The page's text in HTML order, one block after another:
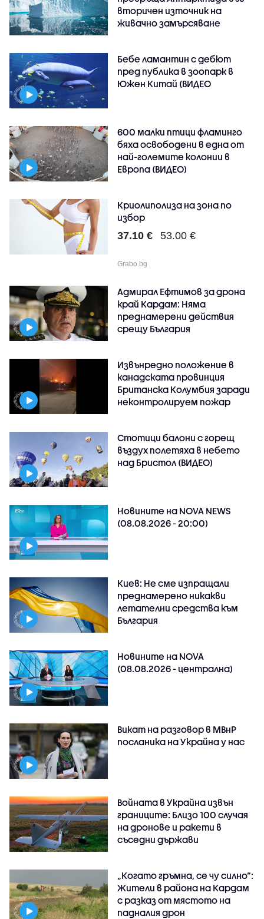
вторичен източник на
живачно замърсяване
Бебе ламантин с дебют
пред публика в зоопарк в
Южен Китай (ВИДЕО
600 малки птици фламинго
бяха освободени в една от
най-големите колонии в
Европа (ВИДЕО)
Криолиполиза на зона по
избор
37.10 € 53.00 €
Grabo.bg
Адмирал Ефтимов за дрона
край Кардам: Няма
преднамерени действия
срещу България
Извънредно положение в
канадската провинция
Британска Колумбия заради
неконтролируем пожар
Стотици балони с горещ
въздух полетяха в небето
над Бристол (ВИДЕО)
Новините на NOVA NEWS
(08.08.2026 - 20:00)
Киев: Не сме изпращали
преднамерено никакви
летателни средства към
България
Новините на NOVA
(08.08.2026 - централна)
Викат на разговор в МВнР
посланика на Украйна у нас
Войната в Украйна извън
границите: Близо 100 случая
на дронове и ракети в
съседни държави
„Когато гръмна, се чу силно“:
Жители в района на Кардам
с разказ от мястото на
падналия дрон